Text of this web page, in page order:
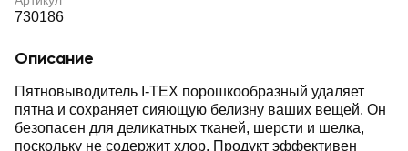
730186
Описание
Пятновыводитель I-TEX порошкообразный удаляет
пятна и сохраняет сияющую белизну ваших вещей. Он
безопасен для деликатных тканей, шерсти и шелка,
поскольку не содержит хлор. Продукт эффективен